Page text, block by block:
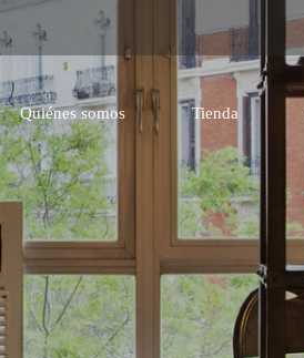
Quiénes somos Tienda